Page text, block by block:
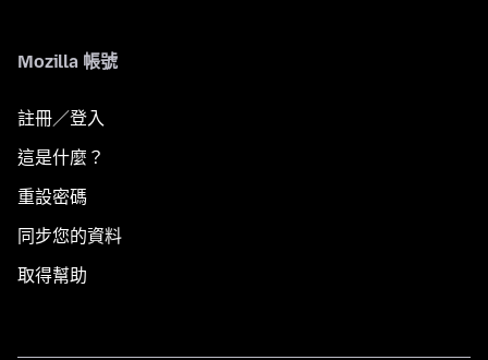
Mozilla 帳號
註冊／登入
這是什麼？
重設密碼
同步您的資料
取得幫助